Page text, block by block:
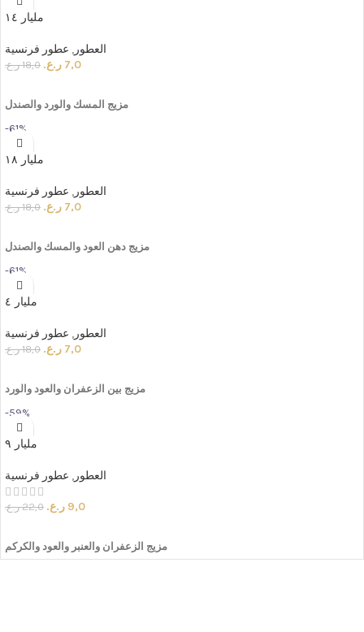
مليار ١٤
العطور , عطور فرنسية
18,0 ر.ع. 7,0 ر.ع.
مزيج المسك والورد والصندل
-61%
مليار ١٨
العطور , عطور فرنسية
18,0 ر.ع. 7,0 ر.ع.
مزيج دهن العود والمسك والصندل
-61%
مليار ٤
العطور , عطور فرنسية
18,0 ر.ع. 7,0 ر.ع.
مزيج بين الزعفران والعود والورد
-59%
مليار ٩
العطور , عطور فرنسية
22,0 ر.ع. 9,0 ر.ع.
مزيج الزعفران والعنبر والعود والكركم